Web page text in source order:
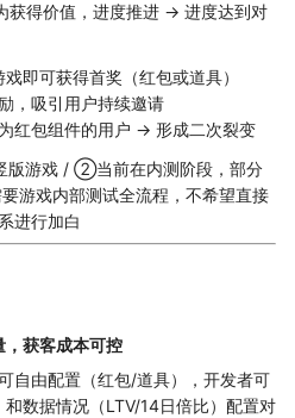
获得价值，进度推进 → 进度达到对
即可获得首奖（红包或道具）
，吸引用户持续邀请
红包组件的用户 → 形成二次裂变
游戏 / ②当前在内测阶段，部分
游戏内部测试全流程，不希望直接
进行加白
，获客成本可控
自由配置（红包/道具），开发者可
数据情况（LTV/14日倍比）配置对